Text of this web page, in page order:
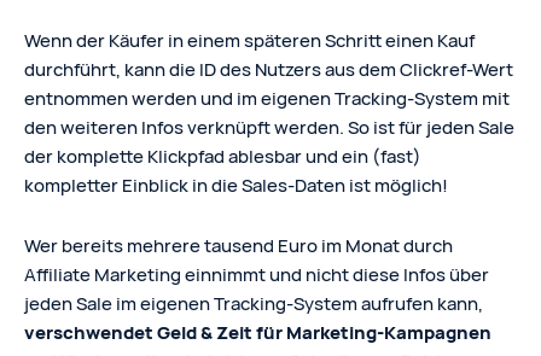
Wenn der Käufer in einem späteren Schritt einen Kauf
durchführt, kann die ID des Nutzers aus dem Clickref-Wert
entnommen werden und im eigenen Tracking-System mit
den weiteren Infos verknüpft werden. So ist für jeden Sale
der komplette Klickpfad ablesbar und ein (fast)
kompletter Einblick in die Sales-Daten ist möglich!
Wer bereits mehrere tausend Euro im Monat durch
Affiliate Marketing einnimmt und nicht diese Infos über
jeden Sale im eigenen Tracking-System aufrufen kann,
verschwendet Geld & Zeit für Marketing-Kampagnen